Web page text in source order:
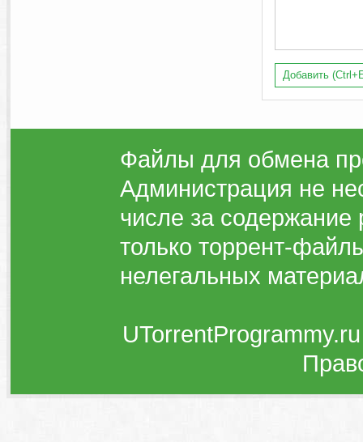
Добавить
Файлы для обмена
Администрация не
числе за
только торрент-
нелегальных
UTorrentProgrammy.ru